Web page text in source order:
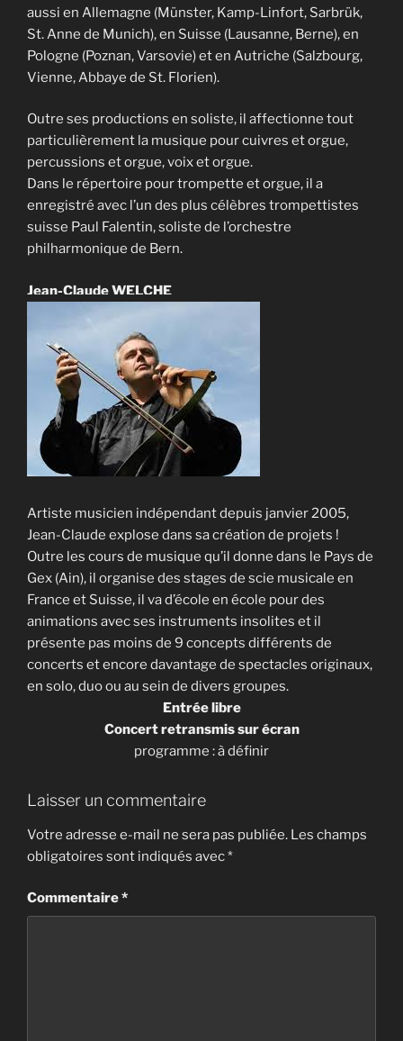
aussi en Allemagne (Münster, Kamp-Linfort, Sarbrük,
St. Anne de Munich), en Suisse (Lausanne, Berne), en
Pologne (Poznan, Varsovie) et en Autriche (Salzbourg,
Vienne, Abbaye de St. Florien).
Outre ses productions en soliste, il affectionne tout
particulièrement la musique pour cuivres et orgue,
percussions et orgue, voix et orgue.
Dans le répertoire pour trompette et orgue, il a
enregistré avec l’un des plus célèbres trompettistes
suisse Paul Falentin, soliste de l’orchestre
philharmonique de Bern.
Jean-Claude WELCHE
Artiste musicien indépendant depuis janvier 2005,
Jean-Claude explose dans sa création de projets !
Outre les cours de musique qu’il donne dans le Pays de
Gex (Ain), il organise des stages de scie musicale en
France et Suisse, il va d’école en école pour des
animations avec ses instruments insolites et il
présente pas moins de 9 concepts différents de
concerts et encore davantage de spectacles originaux,
en solo, duo ou au sein de divers groupes.
Entrée libre
Concert retransmis sur écran
programme : à définir
Laisser un commentaire
Votre adresse e-mail ne sera pas publiée. Les champs
obligatoires sont indiqués avec*
Commentaire*